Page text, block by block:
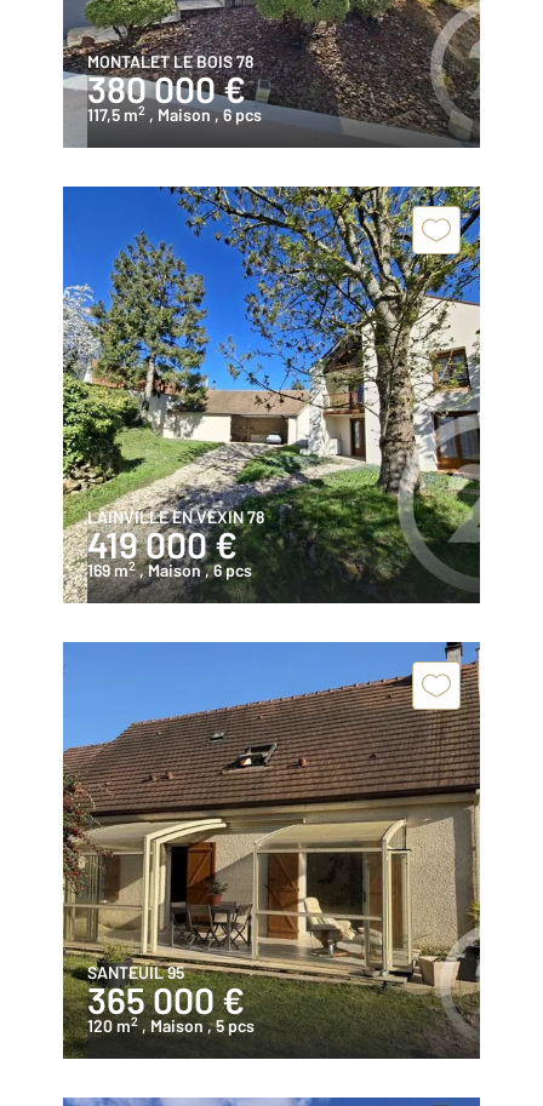
MONTALET LE BOIS 78
380 000 €
117,5 m2 , Maison, 6 pcs
LAINVILLE EN VEXIN 78
419 000 €
169 m2 , Maison, 6 pcs
SANTEUIL 95
365 000 €
120 m2 , Maison , 5 pcs